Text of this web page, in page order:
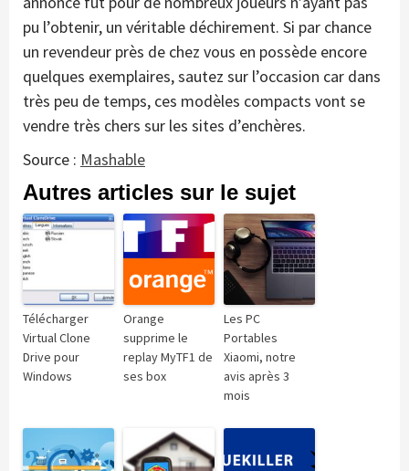
pu l’obtenir, un véritable déchirement. Si par chance
un revendeur près de chez vous en possède encore
quelques exemplaires, sautez sur l’occasion car dans
très peu de temps, ces modèles compacts vont se
vendre très chers sur les sites d’enchères.
Source : Mashable
Autres articles sur le sujet
Télécharger
Virtual Clone
Drive pour
Windows
Orange
supprime le
replay MyTF1 de
ses box
Les PC
Portables
Xiaomi, notre
avis après 3
mois